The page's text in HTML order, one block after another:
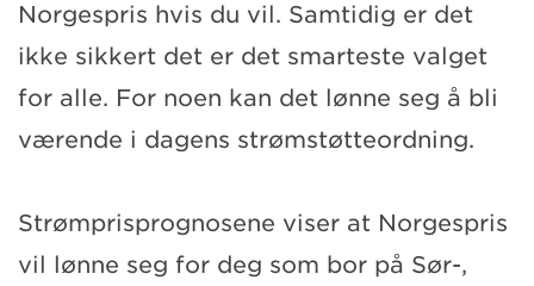
Norgespris hvis du vil. Samtidig er det
ikke sikkert det er det smarteste valget
for alle. For noen kan det lønne seg å bli
værende i dagens strømstøtteordning.
Strømprisprognosene viser at Norgespris
vil lønne seg for deg som bor på Sør-,